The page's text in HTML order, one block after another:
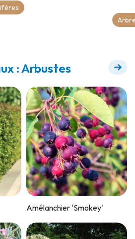
: Arbustes
Amélanchier 'Smokey'